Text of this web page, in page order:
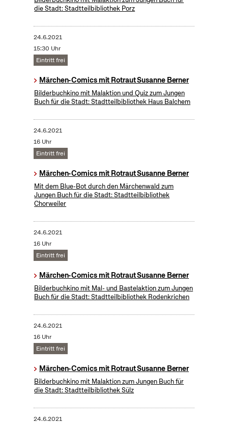
die Stadt: Stadtteilbibliothek Porz
24.6.2021
15:30 Uhr
Eintritt frei
Märchen-Comics mit Rotraut Susanne Berner
Bilderbuchkino mit Malaktion und Quiz zum Jungen
Buch für die Stadt: Stadtteilbibliothek Haus Balchem
24.6.2021
16 Uhr
Eintritt frei
Märchen-Comics mit Rotraut Susanne Berner
Mit dem Blue-Bot durch den Märchenwald zum
Jungen Buch für die Stadt: Stadtteilbibliothek
Chorweiler
24.6.2021
16 Uhr
Eintritt frei
Märchen-Comics mit Rotraut Susanne Berner
Bilderbuchkino mit Mal- und Bastelaktion zum Jungen
Buch für die Stadt: Stadtteilbibliothek Rodenkrichen
24.6.2021
16 Uhr
Eintritt frei
Märchen-Comics mit Rotraut Susanne Berner
Bilderbuchkino mit Malaktion zum Jungen Buch für
die Stadt: Stadtteilbibliothek Sülz
24.6.2021